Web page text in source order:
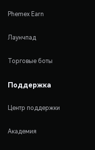
Phemex Earn
Лаунчпад
Торговые боты
Поддержка
Центр поддержки
Академия